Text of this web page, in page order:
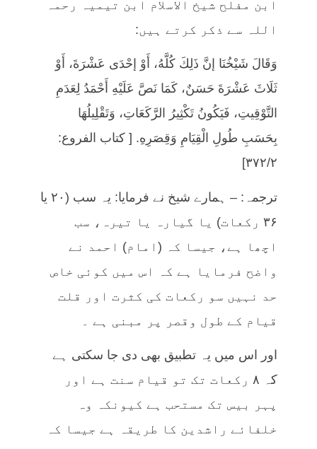
ابن مفلح شیخ الاسلام ابن تیمیہ رحمہ
اللہ سے ذکر کرتے ہیں:
وَقَالَ شَيْخُنَا إنَّ ذَلِكَ كُلَّهُ، أَوْ إحْدَى عَشْرَةَ، أَوْ
ثَلَاثَ عَشْرَةَ حَسَنٌ، كَمَا نَصَّ عَلَيْهِ أَحْمَدُ لِعَدَمِ
التَّوْقِيتِ، فَيَكُونُ تَكْثِيرُ الرَّكَعَاتِ، وَتَقْلِيلُهَا
بِحَسَبِ طُولِ الْقِيَامِ وَقِصَرِهِ. [ كتاب الفروع:
٣٧٢/٢]
ترجمہ: – ہمارے شیخ نے فرمایا: یہ سب (۲۰ یا
۳۶ رکعات) یا گیارہ یا تیرہ، سب
اچھا ہے، جیسا کہ (امام) احمد نے
واضح فرمایا ہے کہ اس میں کوئی خاص
حد نہیں سو رکعات کی کثرت اور قلت
قیام کے طول وقصر پر مبنی ہے ۔
اور اس میں یہ تطبیق بھی دی جا سکتی ہے
کہ ۸ رکعات تک تو قیام سنت ہے اور
پہر بیس تک مستحب ہے کیونکہ وہ
خلفائے راشدین کا طریقہ ہے جیسا کہ